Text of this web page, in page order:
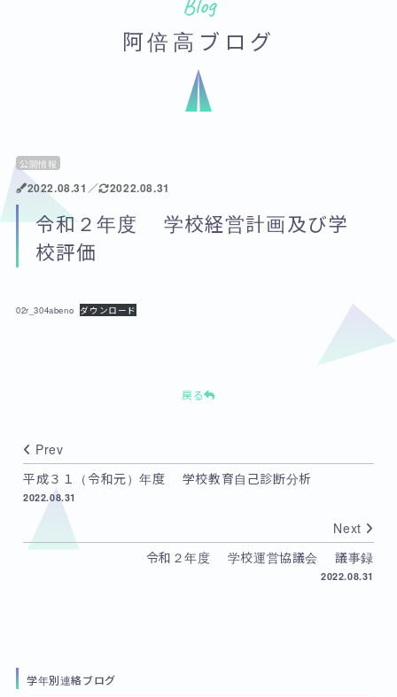
阿倍高ブログ
公開情報
2022.08.31 ／ 2022.08.31
令和２年度 学校経営計画及び学
校評価
02r_304abeno ダウンロード
戻る
Prev
平成３１（令和元）年度 学校教育自己診断分析
2022.08.31
Next
令和２年度 学校運営協議会 議事録
2022.08.31
学年別連絡ブログ